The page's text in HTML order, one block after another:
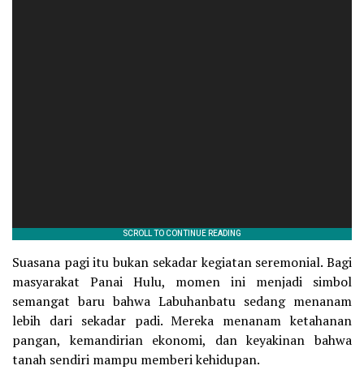
Suasana pagi itu bukan sekadar kegiatan seremonial. Bagi
masyarakat Panai Hulu, momen ini menjadi simbol
semangat baru bahwa Labuhanbatu sedang menanam
lebih dari sekadar padi. Mereka menanam ketahanan
pangan, kemandirian ekonomi, dan keyakinan bahwa
tanah sendiri mampu memberi kehidupan.